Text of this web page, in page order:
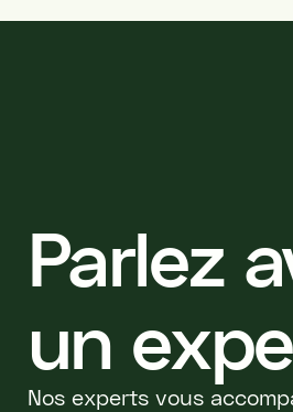
Parlez
un
Nos experts vous